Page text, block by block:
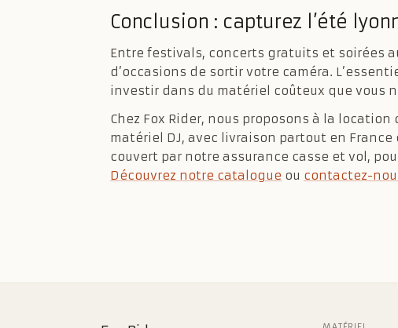
Conclusion : capturez l’été
Entre festivals, concerts gratuits et soirées
d’occasions de sortir votre caméra.
investir dans du matériel coûteux que vous
Chez Fox Rider, nous proposons à la
matériel DJ, avec livraison partout en
couvert par notre assurance casse et vol,
Découvrez notre catalogue ou contactez-